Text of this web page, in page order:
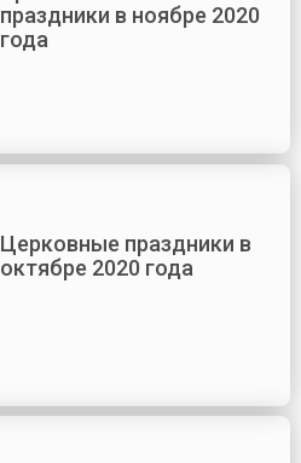
праздники в ноябре 2020
года
Церковные праздники в
октябре 2020 года